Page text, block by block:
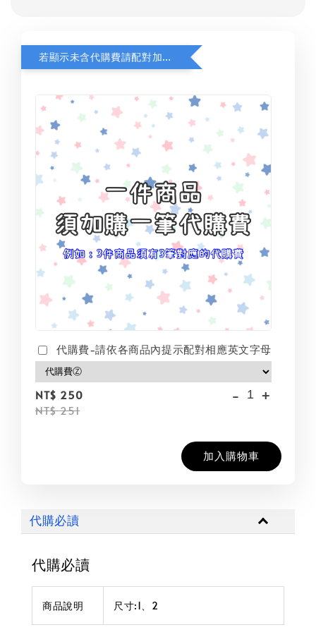
若顯示未含代購費請配對加購(未加購視同無效訂單)
代購費-請依各商品內提示配對相應英文字母
NT$ 250
NT$ 251
- +
加入購物車
代購必讀
代購必讀
商品說明 尺寸:1、2